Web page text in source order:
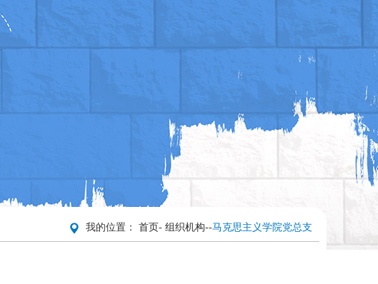
我的位置： 首页- 组织机构--马克思主义学院党总支